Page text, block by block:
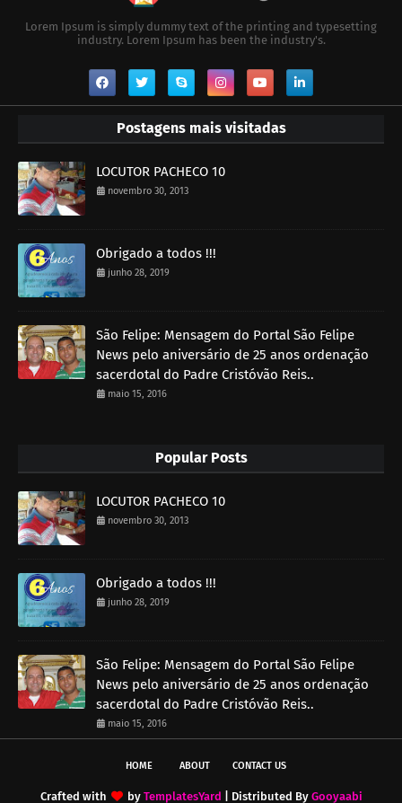
Lorem Ipsum is simply dummy text of the printing and typesetting
industry. Lorem Ipsum has been the industry's.
Postagens mais visitadas
LOCUTOR PACHECO 10
novembro 30, 2013
Obrigado a todos !!!
junho 28, 2019
São Felipe: Mensagem do Portal São Felipe
News pelo aniversário de 25 anos ordenação
sacerdotal do Padre Cristóvão Reis..
maio 15, 2016
Popular Posts
LOCUTOR PACHECO 10
novembro 30, 2013
Obrigado a todos !!!
junho 28, 2019
São Felipe: Mensagem do Portal São Felipe
News pelo aniversário de 25 anos ordenação
sacerdotal do Padre Cristóvão Reis..
maio 15, 2016
HOME ABOUT CONTACT US
Crafted with by TemplatesYard | Distributed By Gooyaabi